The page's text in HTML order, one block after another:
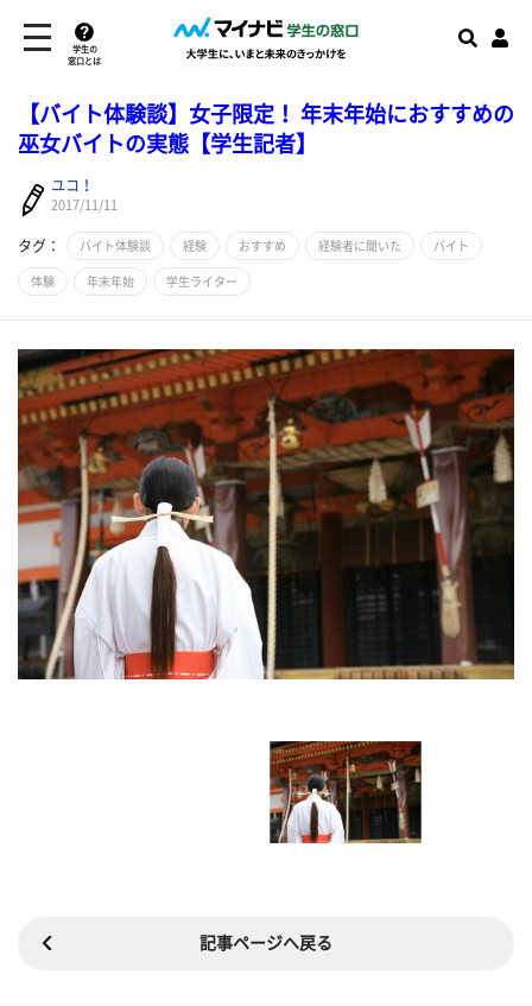
学生の
窓口とは
【バイト体験談】女子限定！ 年末年始におすすめの
巫女バイトの実態【学生記者】
ユコ！
2017/11/11
タグ： バイト体験談 経験 おすすめ 経験者に聞いた バイト
体験 年末年始 学生ライター
記事ページへ戻る